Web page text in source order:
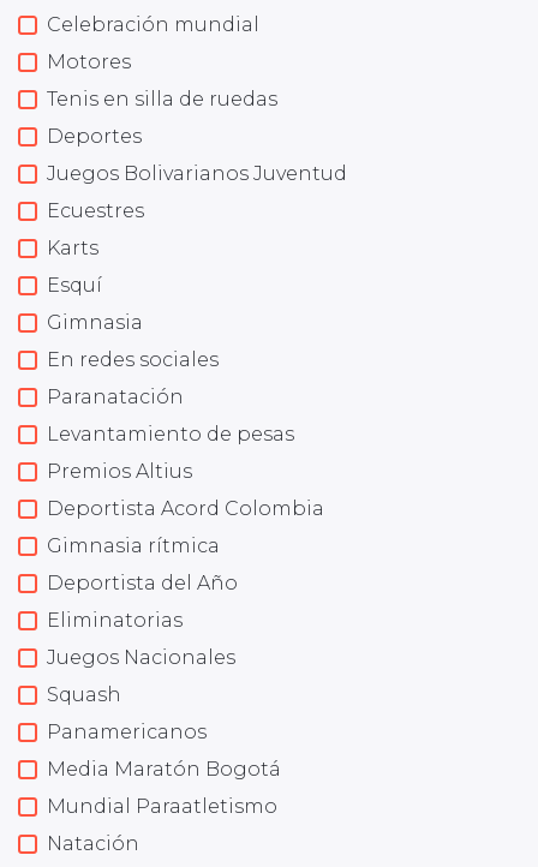
Celebración mundial
Motores
Tenis en silla de ruedas
Deportes
Juegos Bolivarianos Juventud
Ecuestres
Karts
Esquí
Gimnasia
En redes sociales
Paranatación
Levantamiento de pesas
Premios Altius
Deportista Acord Colombia
Gimnasia rítmica
Deportista del Año
Eliminatorias
Juegos Nacionales
Squash
Panamericanos
Media Maratón Bogotá
Mundial Paraatletismo
Natación